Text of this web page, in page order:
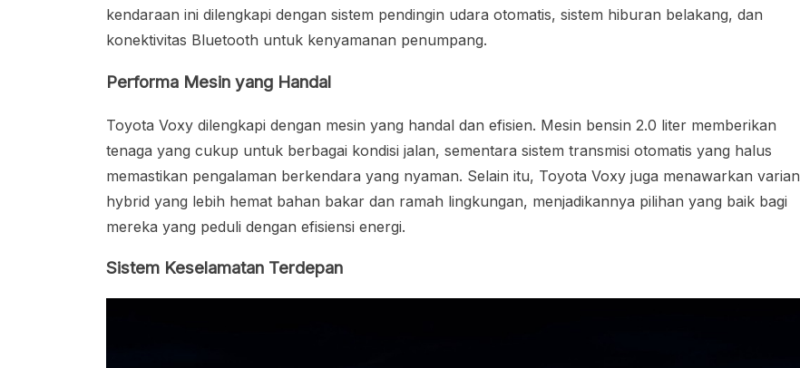
kendaraan ini dilengkapi dengan sistem pendingin udara otomatis, sistem hiburan belakang, dan
konektivitas Bluetooth untuk kenyamanan penumpang.
Performa Mesin yang Handal
Toyota Voxy dilengkapi dengan mesin yang handal dan efisien. Mesin bensin 2.0 liter memberikan
tenaga yang cukup untuk berbagai kondisi jalan, sementara sistem transmisi otomatis yang halus
memastikan pengalaman berkendara yang nyaman. Selain itu, Toyota Voxy juga menawarkan varian
hybrid yang lebih hemat bahan bakar dan ramah lingkungan, menjadikannya pilihan yang baik bagi
mereka yang peduli dengan efisiensi energi.
Sistem Keselamatan Terdepan